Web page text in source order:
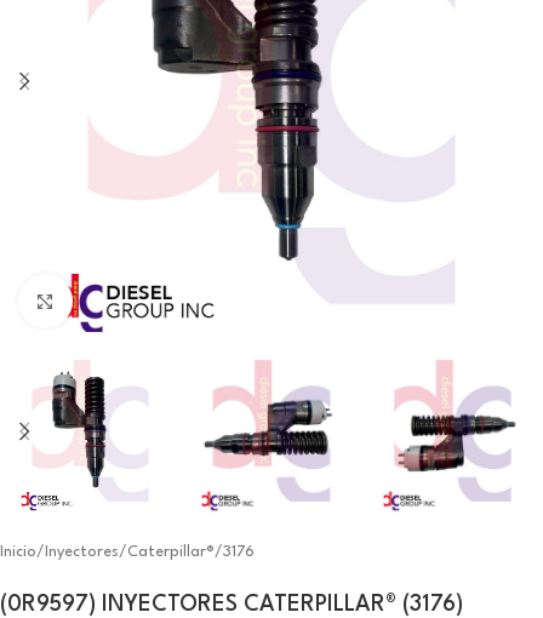
Click to enlarge
Inicio/ Inyectores/ Caterpillar®/3176
(0R9597) INYECTORES CATERPILLAR® (3176)